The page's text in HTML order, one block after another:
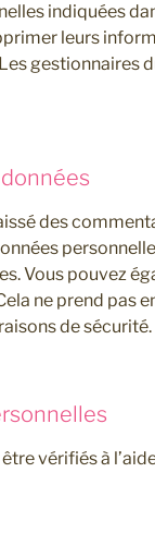
indiquées
leurs
des
Vous pouvez
ne prend pas
de sécurité.
vérifiés à